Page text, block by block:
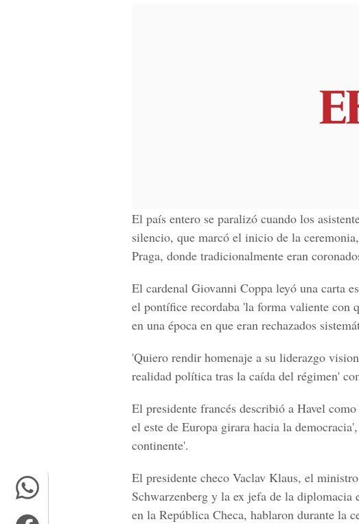
El país entero se paralizó cuando los
silencio, que marcó el inicio de la
Praga, donde tradicionalmente eran
El cardenal Giovanni Coppa leyó una carta
el pontífice recordaba 'la forma valiente con
en una época en que eran rechazados
'Quiero rendir homenaje a su liderazgo
realidad política tras la caída del régimen'
El presidente francés describió a Havel
el este de Europa girara hacia la
continente'.
El presidente checo Vaclav Klaus, el
Schwarzenberg y la ex jefa de la
en la República Checa, hablaron durante la